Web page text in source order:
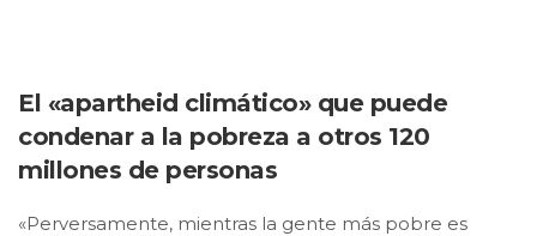
El «apartheid climático» que puede
condenar a la pobreza a otros 120
millones de personas
«Perversamente, mientras la gente más pobre es